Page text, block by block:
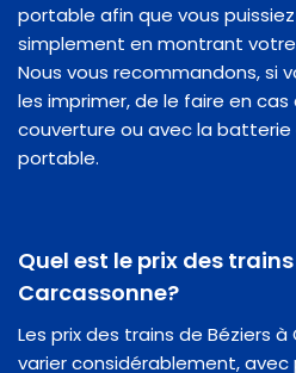
portable afin que vous
simplement en montrant
Nous vous recommandons, si
les imprimer, de le faire en
couverture ou avec la
portable.
Quel est le prix des
Carcassonne?
Les prix des trains de Béziers
varier considérablement,